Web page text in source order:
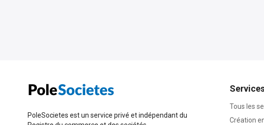
PoleSocietes est un service privé et indépendant du
Tous les
Création